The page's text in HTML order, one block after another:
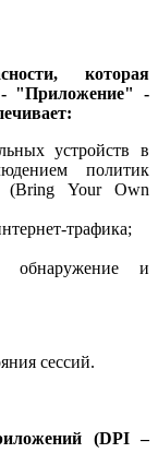
которая
- "Приложение" -
устройств в
политик
(Bring Your Own
трафика;
обнаружение и
сессий.
(DPI –